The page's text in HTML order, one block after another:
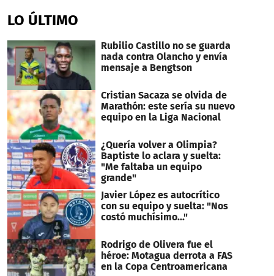
LO ÚLTIMO
Rubilio Castillo no se guarda
nada contra Olancho y envía
mensaje a Bengtson
Cristian Sacaza se olvida de
Marathón: este sería su nuevo
equipo en la Liga Nacional
¿Quería volver a Olimpia?
Baptiste lo aclara y suelta:
"Me faltaba un equipo
grande"
Javier López es autocrítico
con su equipo y suelta: "Nos
costó muchísimo..."
Rodrigo de Olivera fue el
héroe: Motagua derrota a FAS
en la Copa Centroamericana